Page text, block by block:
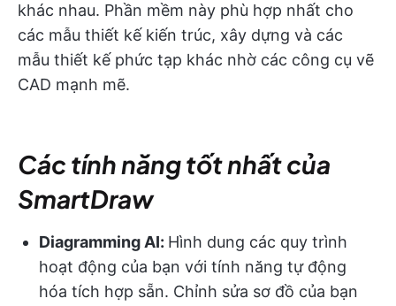
khác nhau. Phần mềm này phù hợp nhất cho
các mẫu thiết kế kiến trúc, xây dựng và các
mẫu thiết kế phức tạp khác nhờ các công cụ vẽ
CAD mạnh mẽ.
Các tính năng tốt nhất của
SmartDraw
Diagramming AI: Hình dung các quy trình
hoạt động của bạn với tính năng tự động
hóa tích hợp sẵn. Chỉnh sửa sơ đồ của bạn